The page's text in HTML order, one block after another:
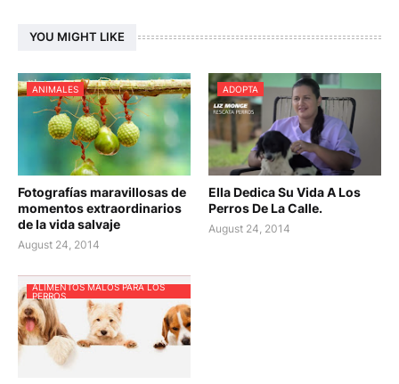
YOU MIGHT LIKE
ANIMALES
Fotografías maravillosas de
momentos extraordinarios
de la vida salvaje
August 24, 2014
ADOPTA
Ella Dedica Su Vida A Los
Perros De La Calle.
August 24, 2014
ALIMENTOS MALOS PARA LOS
PERROS